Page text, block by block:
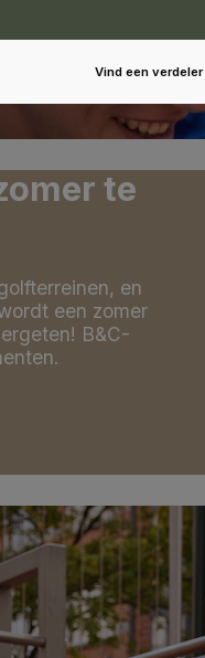
Vind een verdeler
te
en
een zomer
B&C-